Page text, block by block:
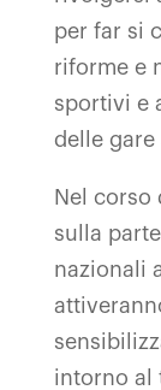
per far si
riforme e
sportivi e
delle
Nel corso
sulla
nazionali
intorno al